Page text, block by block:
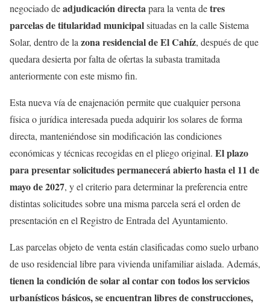
negociado deadjudicación directa para la venta detres
parcelas de titularidad municipalsituadas en la calle Sistema
Solar, dentro de la zona residencial de El Cahíz, después de que
quedara desierta por falta de ofertas la subasta tramitada
anteriormente con este mismo fin.
Esta nueva vía de enajenación permite que cualquier persona
física o jurídica interesada pueda adquirir los solares de forma
directa, manteniéndose sin modificación las condiciones
económicas y técnicas recogidas en el pliego original. El plazo
para presentar solicitudes permanecerá abierto hasta el 11 de
mayo de 2027, y el criterio para determinar la preferencia entre
distintas solicitudes sobre una misma parcela será el orden de
presentación en el Registro de Entrada del Ayuntamiento.
Las parcelas objeto de venta están clasificadas como suelo urbano
de uso residencial libre para vivienda unifamiliar aislada. Además,
tienen la condición de solar al contar con todos los servicios
urbanísticos básicos, se encuentran libres de construcciones,